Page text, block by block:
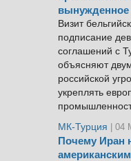
вынужденное
Визит
подписание
соглашений с
объясняют
российской
укреплять
МК-Турция
| 04
Почему Иран